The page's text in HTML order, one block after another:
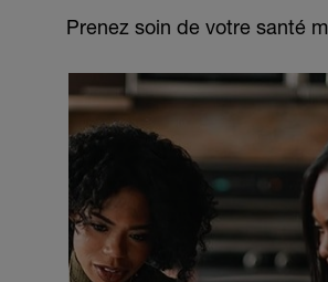
Prenez soin de votre santé